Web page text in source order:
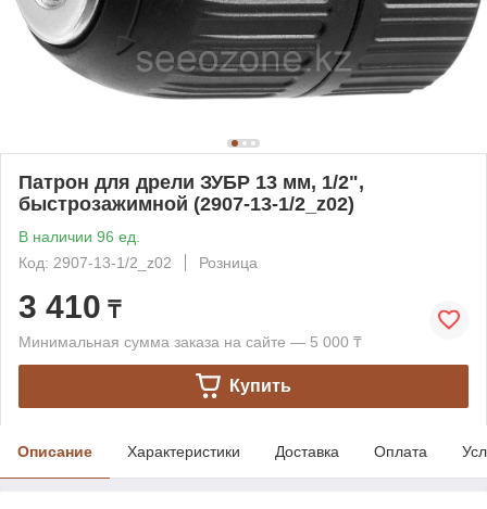
Патрон для дрели ЗУБР 13 мм, 1/2",
быстрозажимной (2907-13-1/2_z02)
В наличии 96 ед.
Код: 2907-13-1/2_z02
Розница
3 410 ₸
Минимальная сумма заказа на сайте — 5 000 ₸
Купить
Описание Характеристики Доставка Оплата